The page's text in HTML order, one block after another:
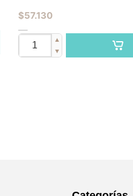
$57.130
▲
▼